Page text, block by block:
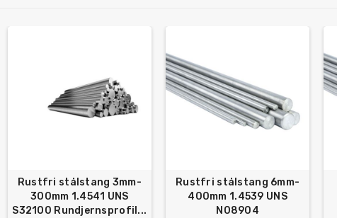
Rustfri stålstang 3mm-
300mm 1.4541 UNS
S32100 Rundjernsprofil...
Rustfri stålstang 6mm-
400mm 1.4539 UNS
N08904